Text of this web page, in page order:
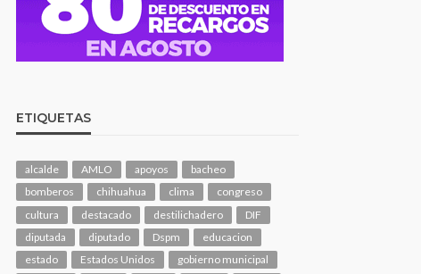
ETIQUETAS
alcalde AMLO apoyos
bacheo
bomberos
chihuahua clima
congreso
cultura
destacado destilichadero
DIF
diputada
diputado Dspm
educacion
estado
Estados Unidos
gobierno municipal